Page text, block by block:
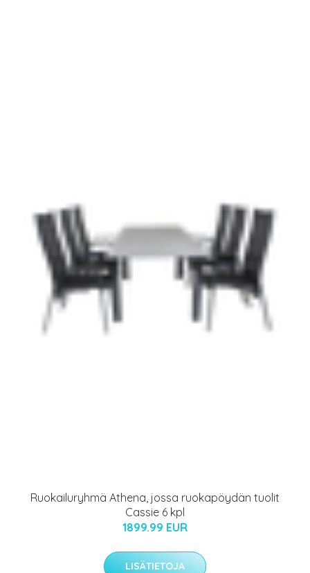
Ruokailuryhmä Athena, jossa ruokapöydän tuolit
Cassie 6 kpl
1899.99 EUR
LISÄTIETOJA